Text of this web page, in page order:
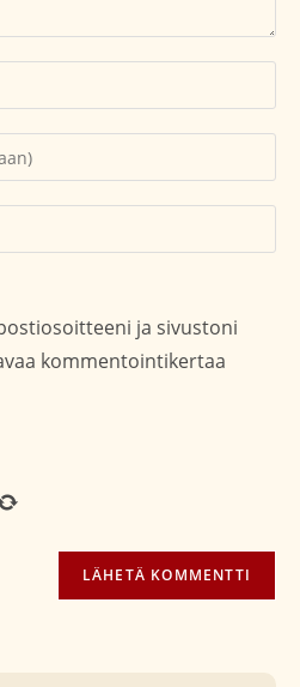
ja sivustoni
kommentointikertaa